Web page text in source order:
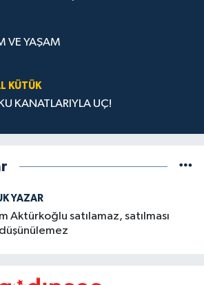
VE YAŞAM
KÜTÜK
KANATLARIYLA UÇ!
YAZAR
Aktürkoğlu satılamaz, satılması